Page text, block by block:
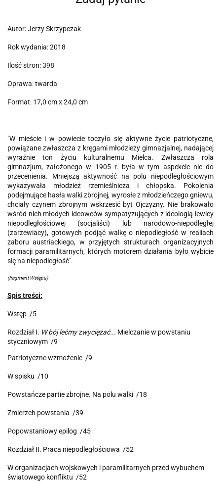
Autor: Jerzy Skrzypczak
Rok wydania: 2018
Ilość stron: 398
Oprawa: twarda
Format: 17,0 cm x 24,0 cm
"W mieście i w powiecie toczyło się aktywne życie patriotyczne,
powiązane zwłaszcza z kręgami młodzieży gimnazjalnej, nadającej
wyraźnie ton życiu kulturalnemu Mielca. Zwłaszcza rola
gimnazjum, założonego w 1905 r. była w tym aspekcie nie do
przecenienia. Mniejszą aktywność na polu niepodległościowym
wykazywała młodzież rzemieślnicza i chłopska. Pokolenia
podejmujące hasła walki zbrojnej, wyrosłe z młodzieńczego gniewu,
chciały czynem zbrojnym wskrzesić byt Ojczyzny. Nie brakowało
wśród nich młodych ideowców sympatyzujących z ideologią lewicy
niepodległościowej (socjaliści) lub narodowo-niepodległej
(zarzewiacy), gotowych podjąć walkę o niepodległość w realiach
zaboru austriackiego, w przyjętych strukturach organizacyjnych
formacji paramilitarnych, których motorem działania było wybicie
się na niepodległość".
(fragment Wstępu)
Spis treści:
Wstęp /5
Rozdział I. W bój lećmy zwyciężać... Mielczanie w powstaniu
styczniowym /9
Patriotyczne wzmożenie /9
W spisku /10
Powstańcze partie zbrojne. Na polu walki /18
Zmierzch powstania /39
Popowstaniowy epilog /45
Rozdział II. Praca niepodległościowa /52
W organizacjach wojskowych i paramilitarnych przed wybuchem
światowego konfliktu /52